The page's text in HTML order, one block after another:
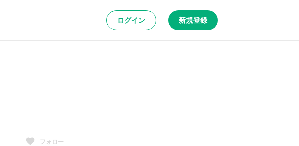
ログイン 新規登録
フォロー